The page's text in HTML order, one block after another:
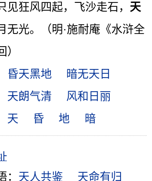
见狂风四起，飞沙走石， 天
无光。（明·施耐庵《水浒全
昏天黑地
暗无天日
天朗气清
风和日丽
天 昏 地 暗
： 天人共鉴 天命有归